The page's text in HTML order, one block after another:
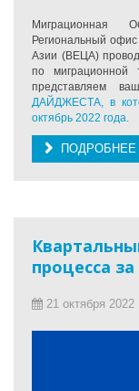
Миграционная
Региональный
Азии (ВЕЦА)
по
представляем
ДАЙДЖЕСТА, в
октябрь 2022 года.
ПОДРОБНЕЕ
процесса
21 октября 2022